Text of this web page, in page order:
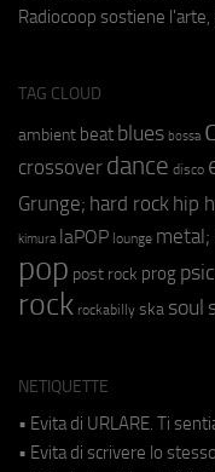
Radiocoop sostiene
TAG CLOUD
ambient beat blues bossa
crossover dance disco
Grunge; hard rock hip
kimura laPOP lounge metal;
pop post rock prog
rock rockabilly ska soul
NETIQUETTE
• Evita di URLARE. Ti
• Evita di scrivere lo